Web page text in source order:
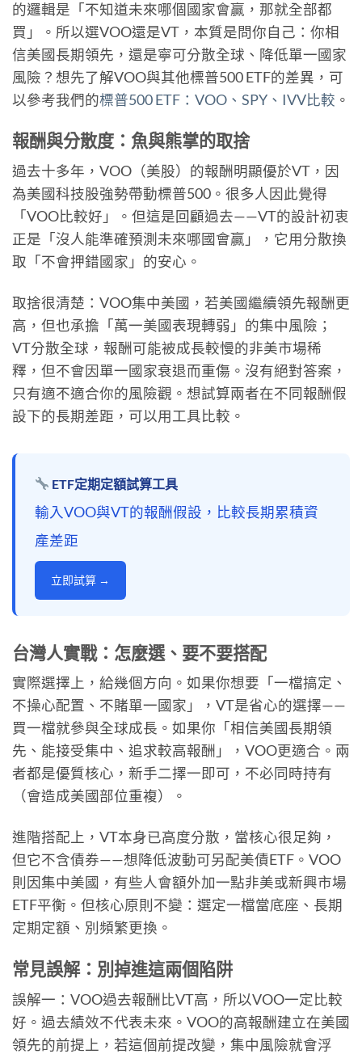
的邏輯是「不知道未來哪個國家會贏，那就全部都
買」。所以選VOO還是VT，本質是問你自己：你相
信美國長期領先，還是寧可分散全球、降低單一國家
風險？想先了解VOO與其他標普500 ETF的差異，可
以參考我們的標普500 ETF：VOO、SPY、IVV比較 。
報酬與分散度：魚與熊掌的取捨
過去十多年，VOO（美股）的報酬明顯優於VT，因
為美國科技股強勢帶動標普500。很多人因此覺得
「VOO比較好」。但這是回顧過去——VT的設計初衷
正是「沒人能準確預測未來哪國會贏」，它用分散換
取「不會押錯國家」的安心。
取捨很清楚：VOO集中美國，若美國繼續領先報酬更
高，但也承擔「萬一美國表現轉弱」的集中風險；
VT分散全球，報酬可能被成長較慢的非美市場稀
釋，但不會因單一國家衰退而重傷。沒有絕對答案，
只有適不適合你的風險觀。想試算兩者在不同報酬假
設下的長期差距，可以用工具比較。
ETF定期定額試算工具
輸入VOO與VT的報酬假設，比較長期累積資
產差距
立即試算 →
台灣人實戰：怎麼選、要不要搭配
實際選擇上，給幾個方向。如果你想要「一檔搞定、
不操心配置、不賭單一國家」，VT是省心的選擇——
買一檔就參與全球成長。如果你「相信美國長期領
先、能接受集中、追求較高報酬」，VOO更適合。兩
者都是優質核心，新手二擇一即可，不必同時持有
（會造成美國部位重複）。
進階搭配上，VT本身已高度分散，當核心很足夠，
但它不含債券——想降低波動可另配美債ETF。VOO
則因集中美國，有些人會額外加一點非美或新興市場
ETF平衡。但核心原則不變：選定一檔當底座、長期
定期定額、別頻繁更換。
常見誤解：別掉進這兩個陷阱
誤解一：VOO過去報酬比VT高，所以VOO一定比較
好。過去績效不代表未來。VOO的高報酬建立在美國
領先的前提上，若這個前提改變，集中風險就會浮